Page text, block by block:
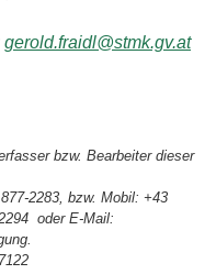
gerold.fraidl@stmk.gv.at
bzw. Bearbeiter dieser
2283, bzw. Mobil: +43
oder E-Mail: